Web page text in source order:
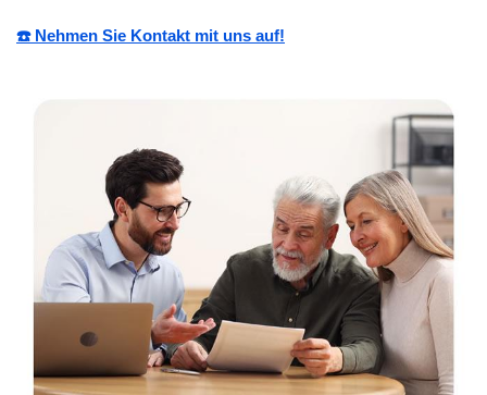
☎️ Nehmen Sie Kontakt mit uns auf!